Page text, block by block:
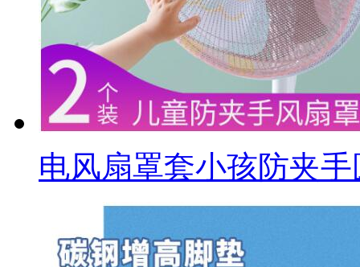
电风扇罩套小孩防夹